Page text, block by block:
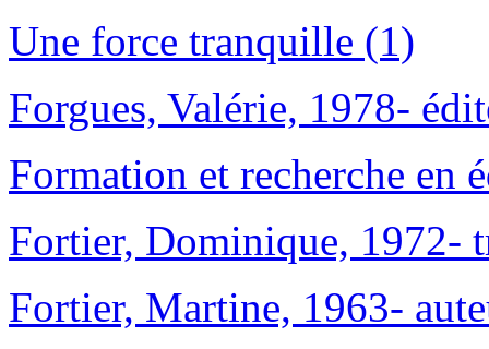
Une force tranquille (1)
Forgues, Valérie, 1978-
Formation et recherche en
Fortier, Dominique, 1972-
Fortier, Martine, 1963-